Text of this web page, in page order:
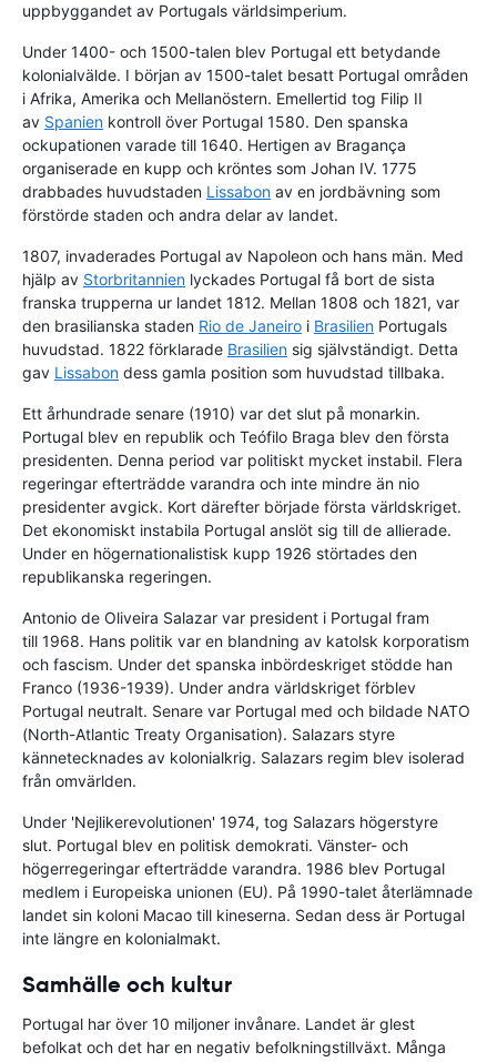
uppbyggandet av Portugals världsimperium.
Under 1400- och 1500-talen blev Portugal ett betydande
kolonialvälde. I början av 1500-talet besatt Portugal områden
i Afrika, Amerika och Mellanöstern. Emellertid tog Filip II
av Spanien kontroll över Portugal 1580. Den spanska
ockupationen varade till 1640. Hertigen av Bragança
organiserade en kupp och kröntes som Johan IV. 1775
drabbades huvudstaden Lissabon av en jordbävning som
förstörde staden och andra delar av landet.
1807, invaderades Portugal av Napoleon och hans män. Med
hjälp av Storbritannien lyckades Portugal få bort de sista
franska trupperna ur landet 1812. Mellan 1808 och 1821, var
den brasilianska staden Rio de Janeiro i Brasilien Portugals
huvudstad. 1822 förklarade Brasilien sig självständigt. Detta
gav Lissabon dess gamla position som huvudstad tillbaka.
Ett århundrade senare (1910) var det slut på monarkin.
Portugal blev en republik och Teófilo Braga blev den första
presidenten. Denna period var politiskt mycket instabil. Flera
regeringar efterträdde varandra och inte mindre än nio
presidenter avgick. Kort därefter började första världskriget.
Det ekonomiskt instabila Portugal anslöt sig till de allierade.
Under en högernationalistisk kupp 1926 störtades den
republikanska regeringen.
Antonio de Oliveira Salazar var president i Portugal fram
till 1968. Hans politik var en blandning av katolsk korporatism
och fascism. Under det spanska inbördeskriget stödde han
Franco (1936-1939). Under andra världskriget förblev
Portugal neutralt. Senare var Portugal med och bildade NATO
(North-Atlantic Treaty Organisation). Salazars styre
kännetecknades av kolonialkrig. Salazars regim blev isolerad
från omvärlden.
Under 'Nejlikerevolutionen' 1974, tog Salazars högerstyre
slut. Portugal blev en politisk demokrati. Vänster- och
högerregeringar efterträdde varandra. 1986 blev Portugal
medlem i Europeiska unionen (EU). På 1990-talet återlämnade
landet sin koloni Macao till kineserna. Sedan dess är Portugal
inte längre en kolonialmakt.
Samhälle och kultur
Portugal har över 10 miljoner invånare. Landet är glest
befolkat och det har en negativ befolkningstillväxt. Många